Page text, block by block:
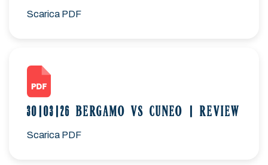
Scarica PDF
30|03|26 BERGAMO VS CUNEO | REVIEW
Scarica PDF